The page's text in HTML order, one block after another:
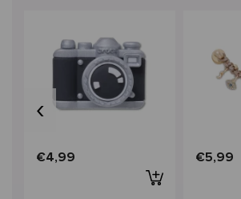
€4,99 €5,99
‹